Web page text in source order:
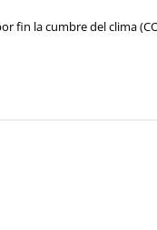
fin la cumbre del clima